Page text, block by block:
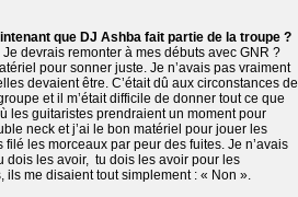
que DJ Ashba fait partie de la troupe ?
devrais remonter à mes débuts avec GNR ?
pour sonner juste. Je n’avais pas vraiment
devaient être. C’était dû aux circonstances de
et il m’était difficile de donner tout ce que
les guitaristes prendraient un moment pour
neck et j’ai le bon matériel pour jouer les
les morceaux par peur des fuites. Je n’avais
dois les avoir, tu dois les avoir pour les
me disaient tout simplement : « Non ».